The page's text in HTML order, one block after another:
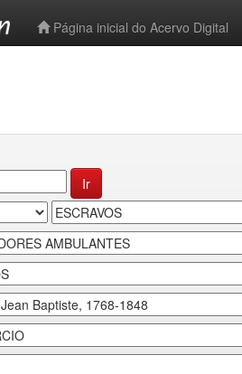
Página inicial do Acervo Digital